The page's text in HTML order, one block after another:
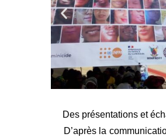
Des présentations et
D’après la